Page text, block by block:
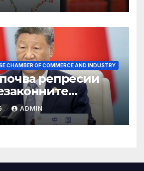
CHAMBER OF COMMERCE AND INDUSTRY
репресии
в сектора на TCM
ADMIN